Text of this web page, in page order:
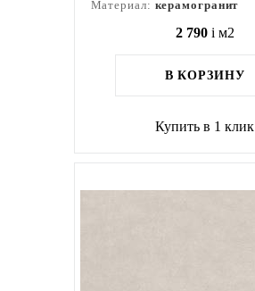
Материал: керамогранит
2 790 i м2
В КОРЗИНУ
Купить в 1 клик